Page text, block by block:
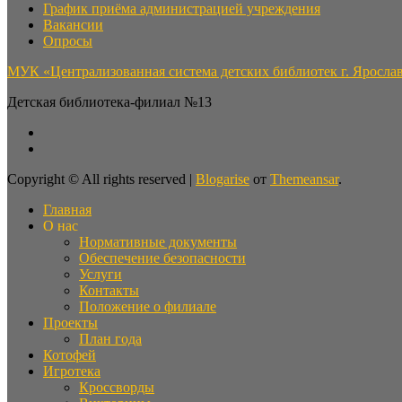
График приёма администрацией учреждения
Вакансии
Опросы
МУК «Централизованная система детских библиотек г.
Детская библиотека-филиал №13
Copyright © All rights reserved | Blogarise от Themeansar.
Главная
О нас
Нормативные документы
Обеспечение безопасности
Услуги
Контакты
Положение о филиале
Проекты
План года
Котофей
Игротека
Кроссворды